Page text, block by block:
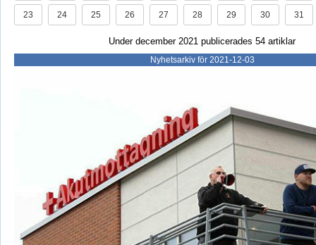
23 24 25 26 27 28 29 30 31
Under december 2021 publicerades 54 artiklar
Nyhetsarkiv för 2021-12-03